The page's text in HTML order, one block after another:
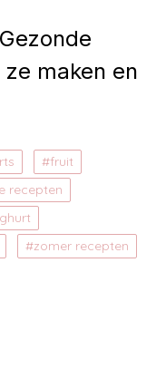
maken en
fruit
recepten
zomer recepten